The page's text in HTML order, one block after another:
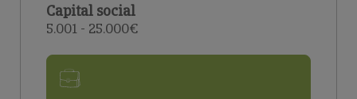
Capital social
5.001 - 25.000€